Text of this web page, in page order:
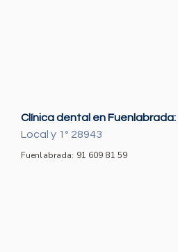
Clínica dental en Fuenlabrada:
Local y 1º 28943
Fuenlabrada: 91 609 81 59